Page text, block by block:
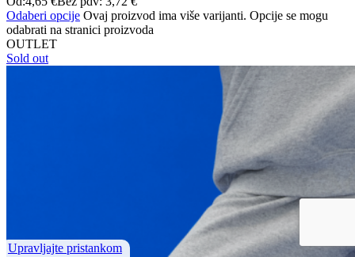
Odaberi opcije Ovaj proizvod ima više varijanti. Opcije se mogu
odabrati na stranici proizvoda
OUTLET
Sold out
Upravljajte pristankom